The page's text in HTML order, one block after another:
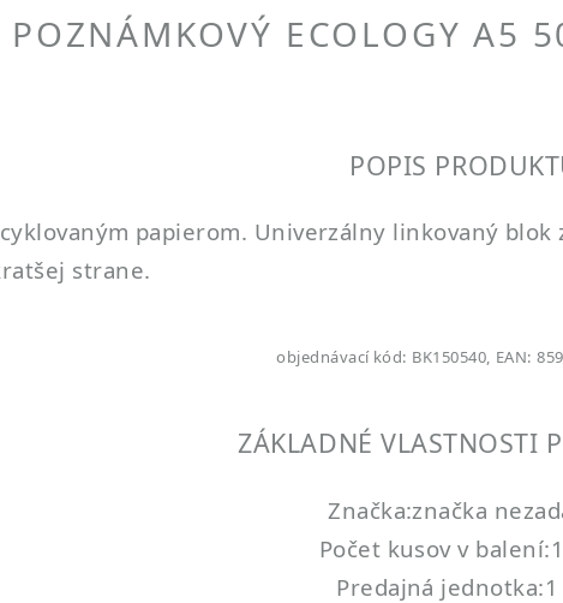
POZNÁMKOVÝ ECOLOGY A5
POPIS
papierom. Univerzálny linkovaný
strane.
objednávací kód: BK150540, EAN:
ZÁKLADNÉ VLASTNOSTI
Značka:značka
Počet kusov v
Predajná jednotka:1